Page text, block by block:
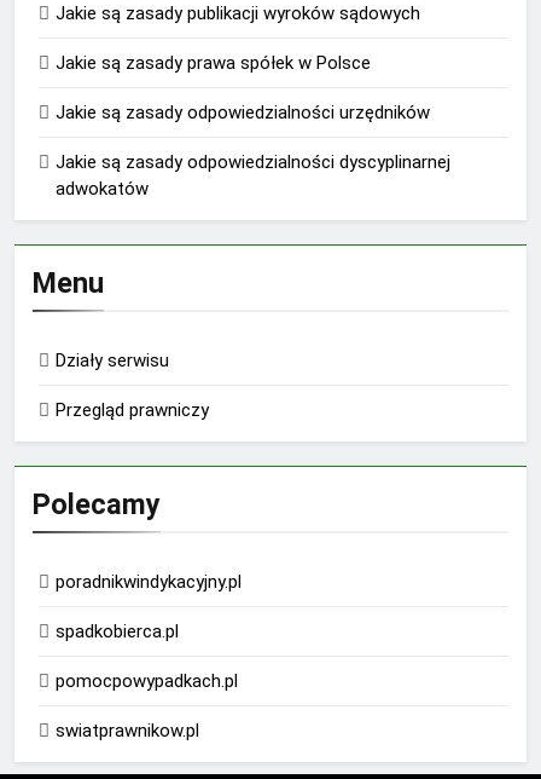
Jakie są zasady publikacji wyroków sądowych
Jakie są zasady prawa spółek w Polsce
Jakie są zasady odpowiedzialności urzędników
Jakie są zasady odpowiedzialności dyscyplinarnej
adwokatów
Menu
Działy serwisu
Przegląd prawniczy
Polecamy
poradnikwindykacyjny.pl
spadkobierca.pl
pomocpowypadkach.pl
swiatprawnikow.pl